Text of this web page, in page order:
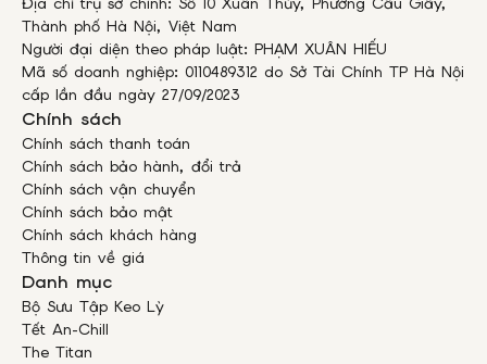
Thành phố Hà Nội, Việt Nam
Người đại diện theo pháp luật: PHẠM XUÂN HIẾU
Mã số doanh nghiệp: 0110489312 do Sở Tài Chính TP Hà Nội
cấp lần đầu ngày 27/09/2023
Chính sách
Chính sách thanh toán
Chính sách bảo hành, đổi trả
Chính sách vận chuyển
Chính sách bảo mật
Chính sách khách hàng
Thông tin về giá
Danh mục
Bộ Sưu Tập Keo Lỳ
Tết An-Chill
The Titan